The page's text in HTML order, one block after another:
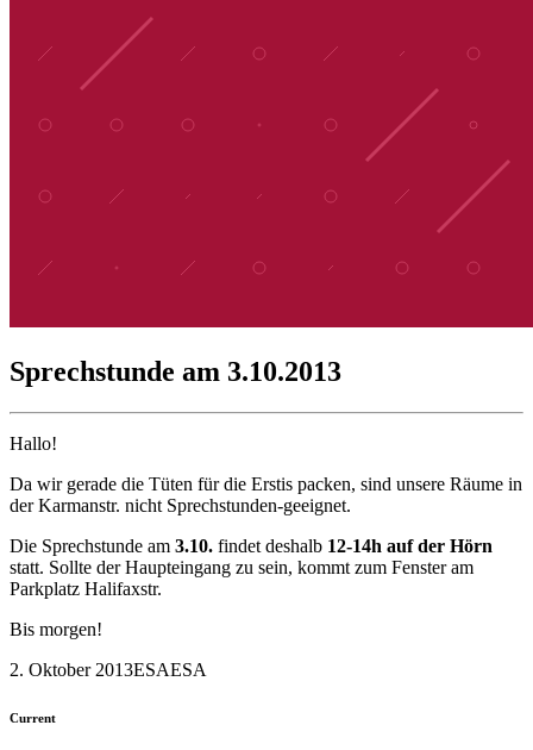
Sprechstunde am 3.10.2013
Hallo!
Da wir gerade die Tüten für die Erstis packen, sind unsere Räume in
der Karmanstr. nicht Sprechstunden-geeignet.
Die Sprechstunde am 3.10. findet deshalb 12-14h auf der Hörn
statt. Sollte der Haupteingang zu sein, kommt zum Fenster am
Parkplatz Halifaxstr.
Bis morgen!
2. Oktober 2013ESAESA
Current